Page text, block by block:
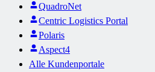
QuadroNet
Centric Logistics Portal
Polaris
Aspect4
Alle Kundenportale